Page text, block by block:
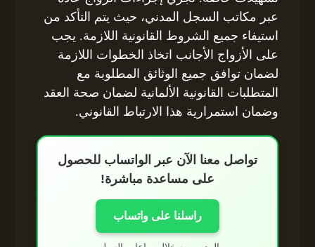
عبر مكاتب السجل المدني، حيث يتم التأكد من
استيفاء جميع الشروط القانونية اللازمة. يجب
على الأزواج الأجانب اتخاذ الخطوات اللازمة
لضمان توافق جميع الوثائق المطلوبة مع
المتطلبات القانونية الألمانية لضمان صحة العقد
وضمان استمرارية هذا الارتباط القانوني.
تواصل معنا الآن عبر الواتساب للحصول
على مساعدة مباشرة!
راسلنا على واتساب